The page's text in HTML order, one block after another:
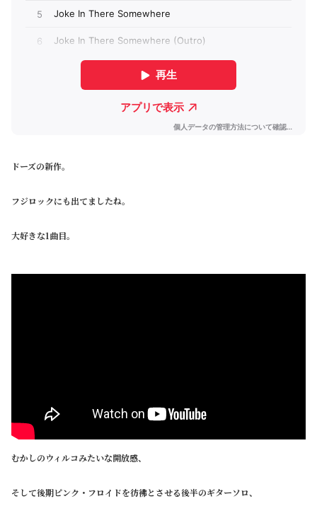
ドーズの新作。
フジロックにも出てましたね。
大好きな1曲目。
むかしのウィルコみたいな開放感、
そして後期ピンク・フロイドを彷彿とさせる後半のギターソロ、